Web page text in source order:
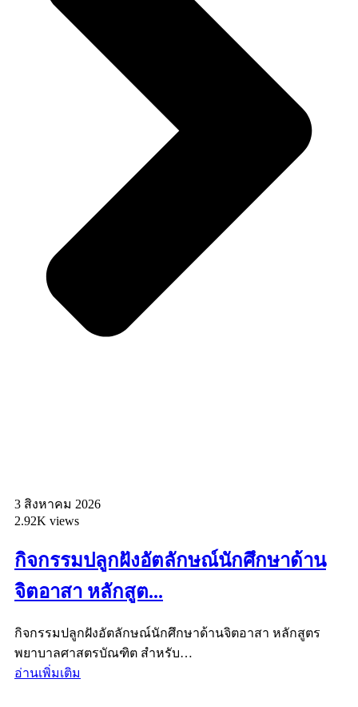
3 สิงหาคม 2026
2.92K views
กิจกรรมปลูกฝังอัตลักษณ์นักศึกษาด้าน
จิตอาสา หลักสูต...
กิจกรรมปลูกฝังอัตลักษณ์นักศึกษาด้านจิตอาสา หลักสูตร
พยาบาลศาสตรบัณฑิต สำหรับ…
อ่านเพิ่มเติม